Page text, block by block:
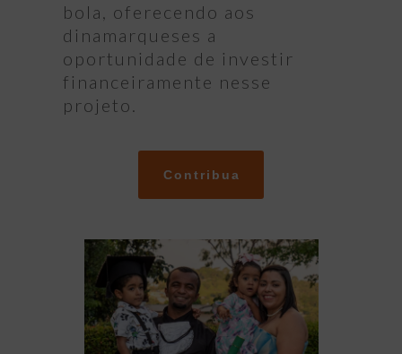
bola, oferecendo aos
dinamarqueses a
oportunidade de investir
financeiramente nesse
projeto.
Contribua